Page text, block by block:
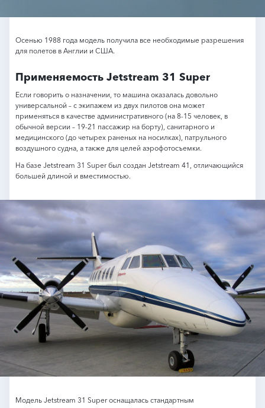
Осенью 1988 года модель получила все необходимые разрешения
для полетов в Англии и США.
Применяемость Jetstream 31 Super
Если говорить о назначении, то машина оказалась довольно
универсальной – с экипажем из двух пилотов она может
применяться в качестве административного (на 8-15 человек, в
обычной версии – 19-21 пассажир на борту), санитарного и
медицинского (до четырех раненых на носилках), патрульного
воздушного судна, а также для целей аэрофотосъемки.
На базе Jetstream 31 Super был создан Jetstream 41, отличающийся
большей длиной и вместимостью.
Модель Jetstream 31 Super оснащалась стандартным